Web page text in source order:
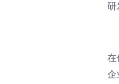
研
在
企